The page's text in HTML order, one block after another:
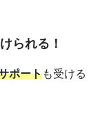
られる！
ポートも受ける